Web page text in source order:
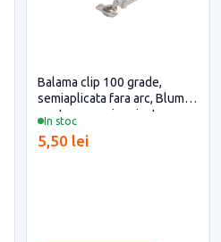
In stoc
Balama clip 100 grade,
semiaplicata fara arc, Blum
pentru casa si proiecte
5,50 lei